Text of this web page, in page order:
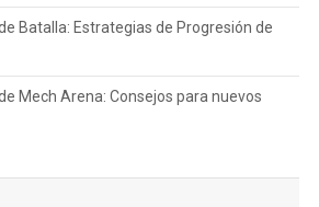
Batalla: Estrategias de Progresión de
Mech Arena: Consejos para nuevos